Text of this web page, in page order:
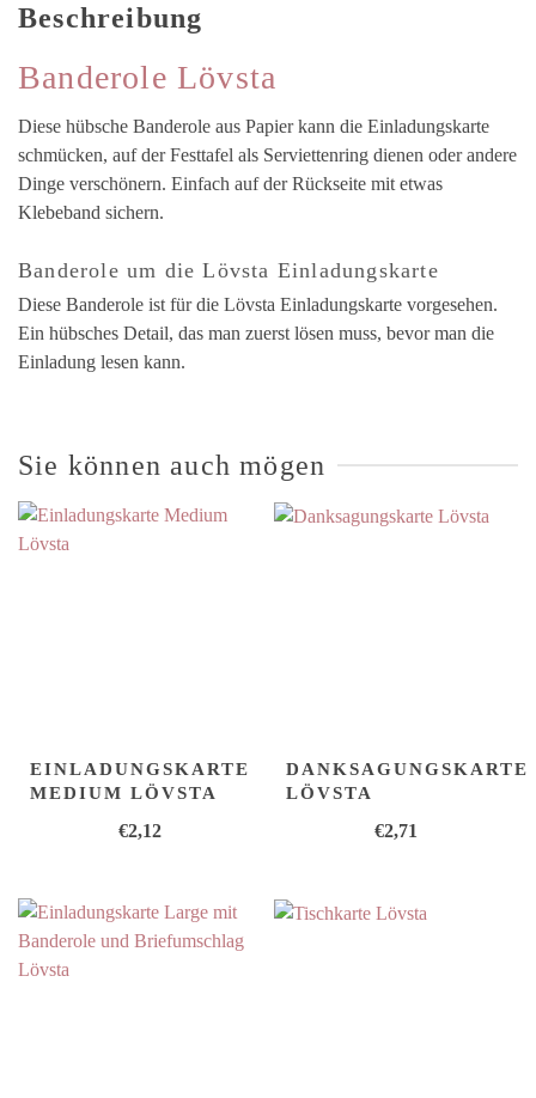
Beschreibung
Banderole Lövsta
Diese hübsche Banderole aus Papier kann die Einladungskarte
schmücken, auf der Festtafel als Serviettenring dienen oder andere
Dinge verschönern. Einfach auf der Rückseite mit etwas
Klebeband sichern.
Banderole um die Lövsta Einladungskarte
Diese Banderole ist für die Lövsta Einladungskarte vorgesehen.
Ein hübsches Detail, das man zuerst lösen muss, bevor man die
Einladung lesen kann.
Sie können auch mögen
EINLADUNGSKARTE
MEDIUM LÖVSTA
€2,12
DANKSAGUNGSKARTE
LÖVSTA
€2,71